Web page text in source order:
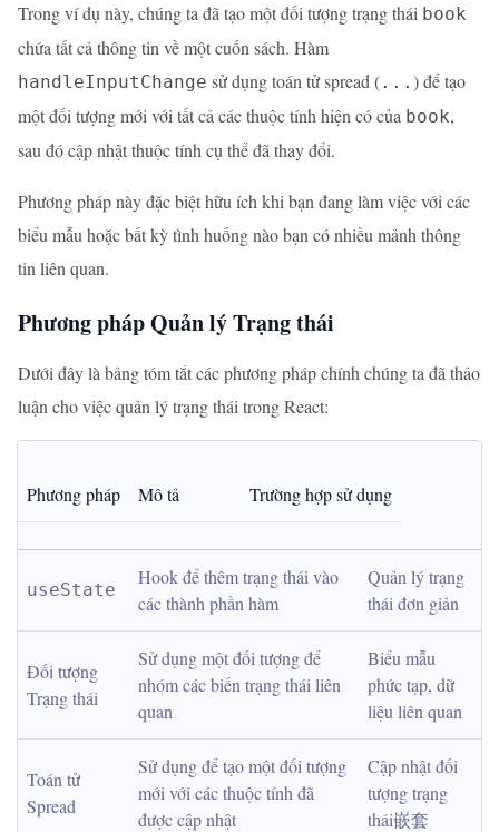
Trong ví dụ này, chúng ta đã tạo một đối tượng trạng thái book
chứa tất cả thông tin về một cuốn sách. Hàm
handleInputChange sử dụng toán tử spread (... ) để tạo
một đối tượng mới với tất cả các thuộc tính hiện có của book,
sau đó cập nhật thuộc tính cụ thể đã thay đổi.
Phương pháp này đặc biệt hữu ích khi bạn đang làm việc với các
biểu mẫu hoặc bất kỳ tình huống nào bạn có nhiều mảnh thông
tin liên quan.
Phương pháp Quản lý Trạng thái
Dưới đây là bảng tóm tắt các phương pháp chính chúng ta đã thảo
luận cho việc quản lý trạng thái trong React:
Phương pháp Mô tả Trường hợp sử dụng
useState
Hook để thêm trạng thái vào
các thành phần hàm
Quản lý trạng
thái đơn giản
Đối tượng
Trạng thái
Sử dụng một đối tượng để
nhóm các biến trạng thái liên
quan
Biểu mẫu
phức tạp, dữ
liệu liên quan
Toán tử
Spread
Sử dụng để tạo một đối tượng
mới với các thuộc tính đã
được cập nhật
Cập nhật đối
tượng trạng
thái嵌套